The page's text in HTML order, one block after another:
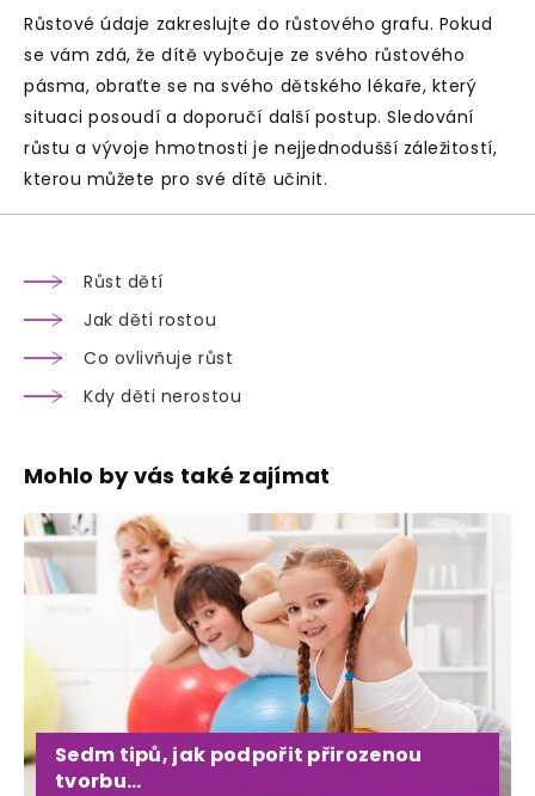
Růst dětí
Jak děti rostou
Co ovlivňuje růst
Kdy děti nerostou
Růstové údaje zakreslujte do růstového grafu. Pokud
se vám zdá, že dítě vybočuje ze svého růstového
pásma, obraťte se na svého dětského lékaře, který
situaci posoudí a doporučí další postup. Sledování
růstu a vývoje hmotnosti je nejjednodušší záležitostí,
kterou můžete pro své dítě učinit.
Mohlo by vás také zajímat
Sedm tipů, jak podpořit přirozenou
tvorbu...